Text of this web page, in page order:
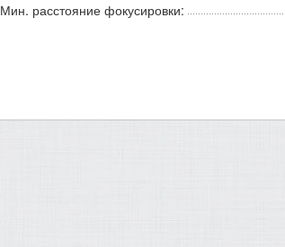
Мин. расстояние фокусировки: